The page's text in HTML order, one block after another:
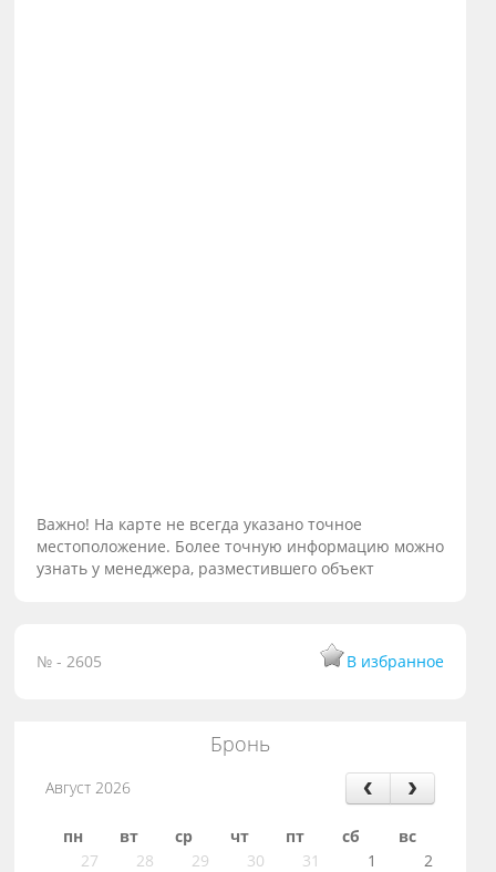
Важно! На карте не всегда указано точное
местоположение. Более точную информацию можно
узнать у менеджера, разместившего объект
№ - 2605 В избранное
Бронь
Август 2026
пн вт ср чт пт сб
вс
27
28 29 30 31 1 2